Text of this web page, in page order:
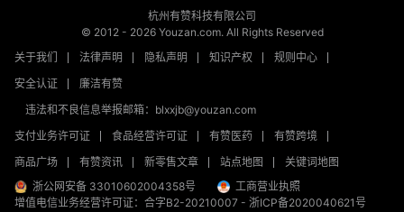
杭州有赞科技有限公司
© 2012 - 2026Youzan.com. All Rights Reserved
关于我们
法律声明 隐私声明 知识产权
规则中心
安全认证
廉洁有赞
违法和不良信息举报邮箱：blxxjb@youzan.com
支付业务许可证
食品经营许可证 有赞医药
有赞跨境
商品广场
有赞资讯 新零售文章 站点地图
关键词地图
浙公网安备 33010602004358号
工商营业执照
增值电信业务经营许可证：合字B2-20210007 - 浙ICP备2020040621号